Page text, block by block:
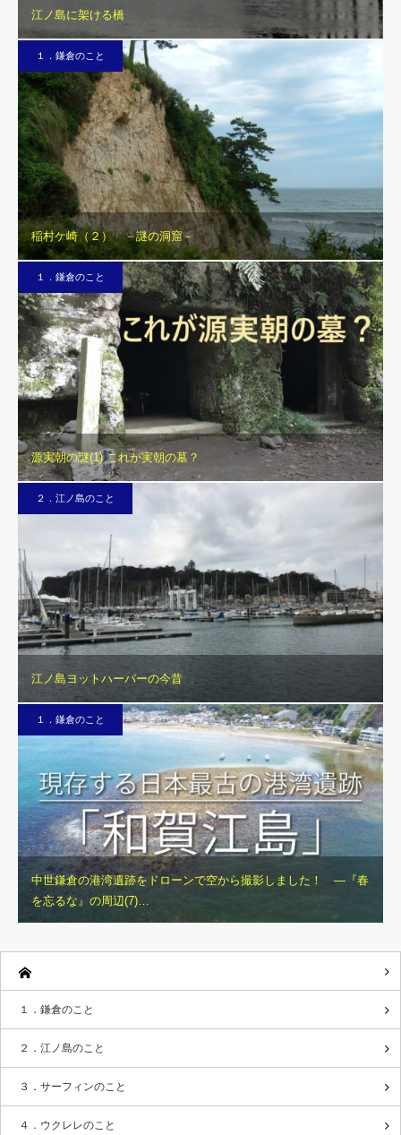
江ノ島に架ける橋
１．鎌倉のこと
稲村ケ崎（２） －謎の洞窟－
１．鎌倉のこと
源実朝の謎(1) これが実朝の墓？
２．江ノ島のこと
江ノ島ヨットハーバーの今昔
１．鎌倉のこと
中世鎌倉の港湾遺跡をドローンで空から撮影しました！ ―『春
を忘るな』の周辺(7)…
１．鎌倉のこと
２．江ノ島のこと
３．サーフィンのこと
４．ウクレレのこと